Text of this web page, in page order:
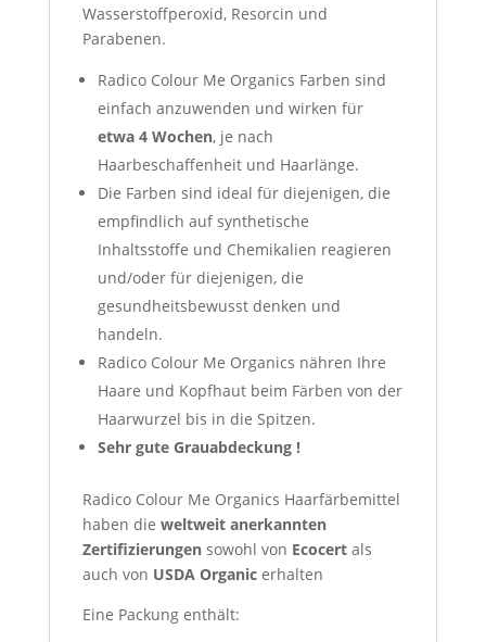
Wasserstoffperoxid, Resorcin und
Parabenen.
Radico Colour Me Organics Farben sind
einfach anzuwenden und wirken für
etwa 4 Wochen, je nach
Haarbeschaffenheit und Haarlänge.
Die Farben sind ideal für diejenigen, die
empfindlich auf synthetische
Inhaltsstoffe und Chemikalien reagieren
und/oder für diejenigen, die
gesundheitsbewusst denken und
handeln.
Radico Colour Me Organics nähren Ihre
Haare und Kopfhaut beim Färben von der
Haarwurzel bis in die Spitzen.
Sehr gute Grauabdeckung !
Radico Colour Me Organics Haarfärbemittel
haben die weltweit anerkannten
Zertifizierungensowohl von Ecocertals
auch von USDA Organicerhalten
Eine Packung enthält: